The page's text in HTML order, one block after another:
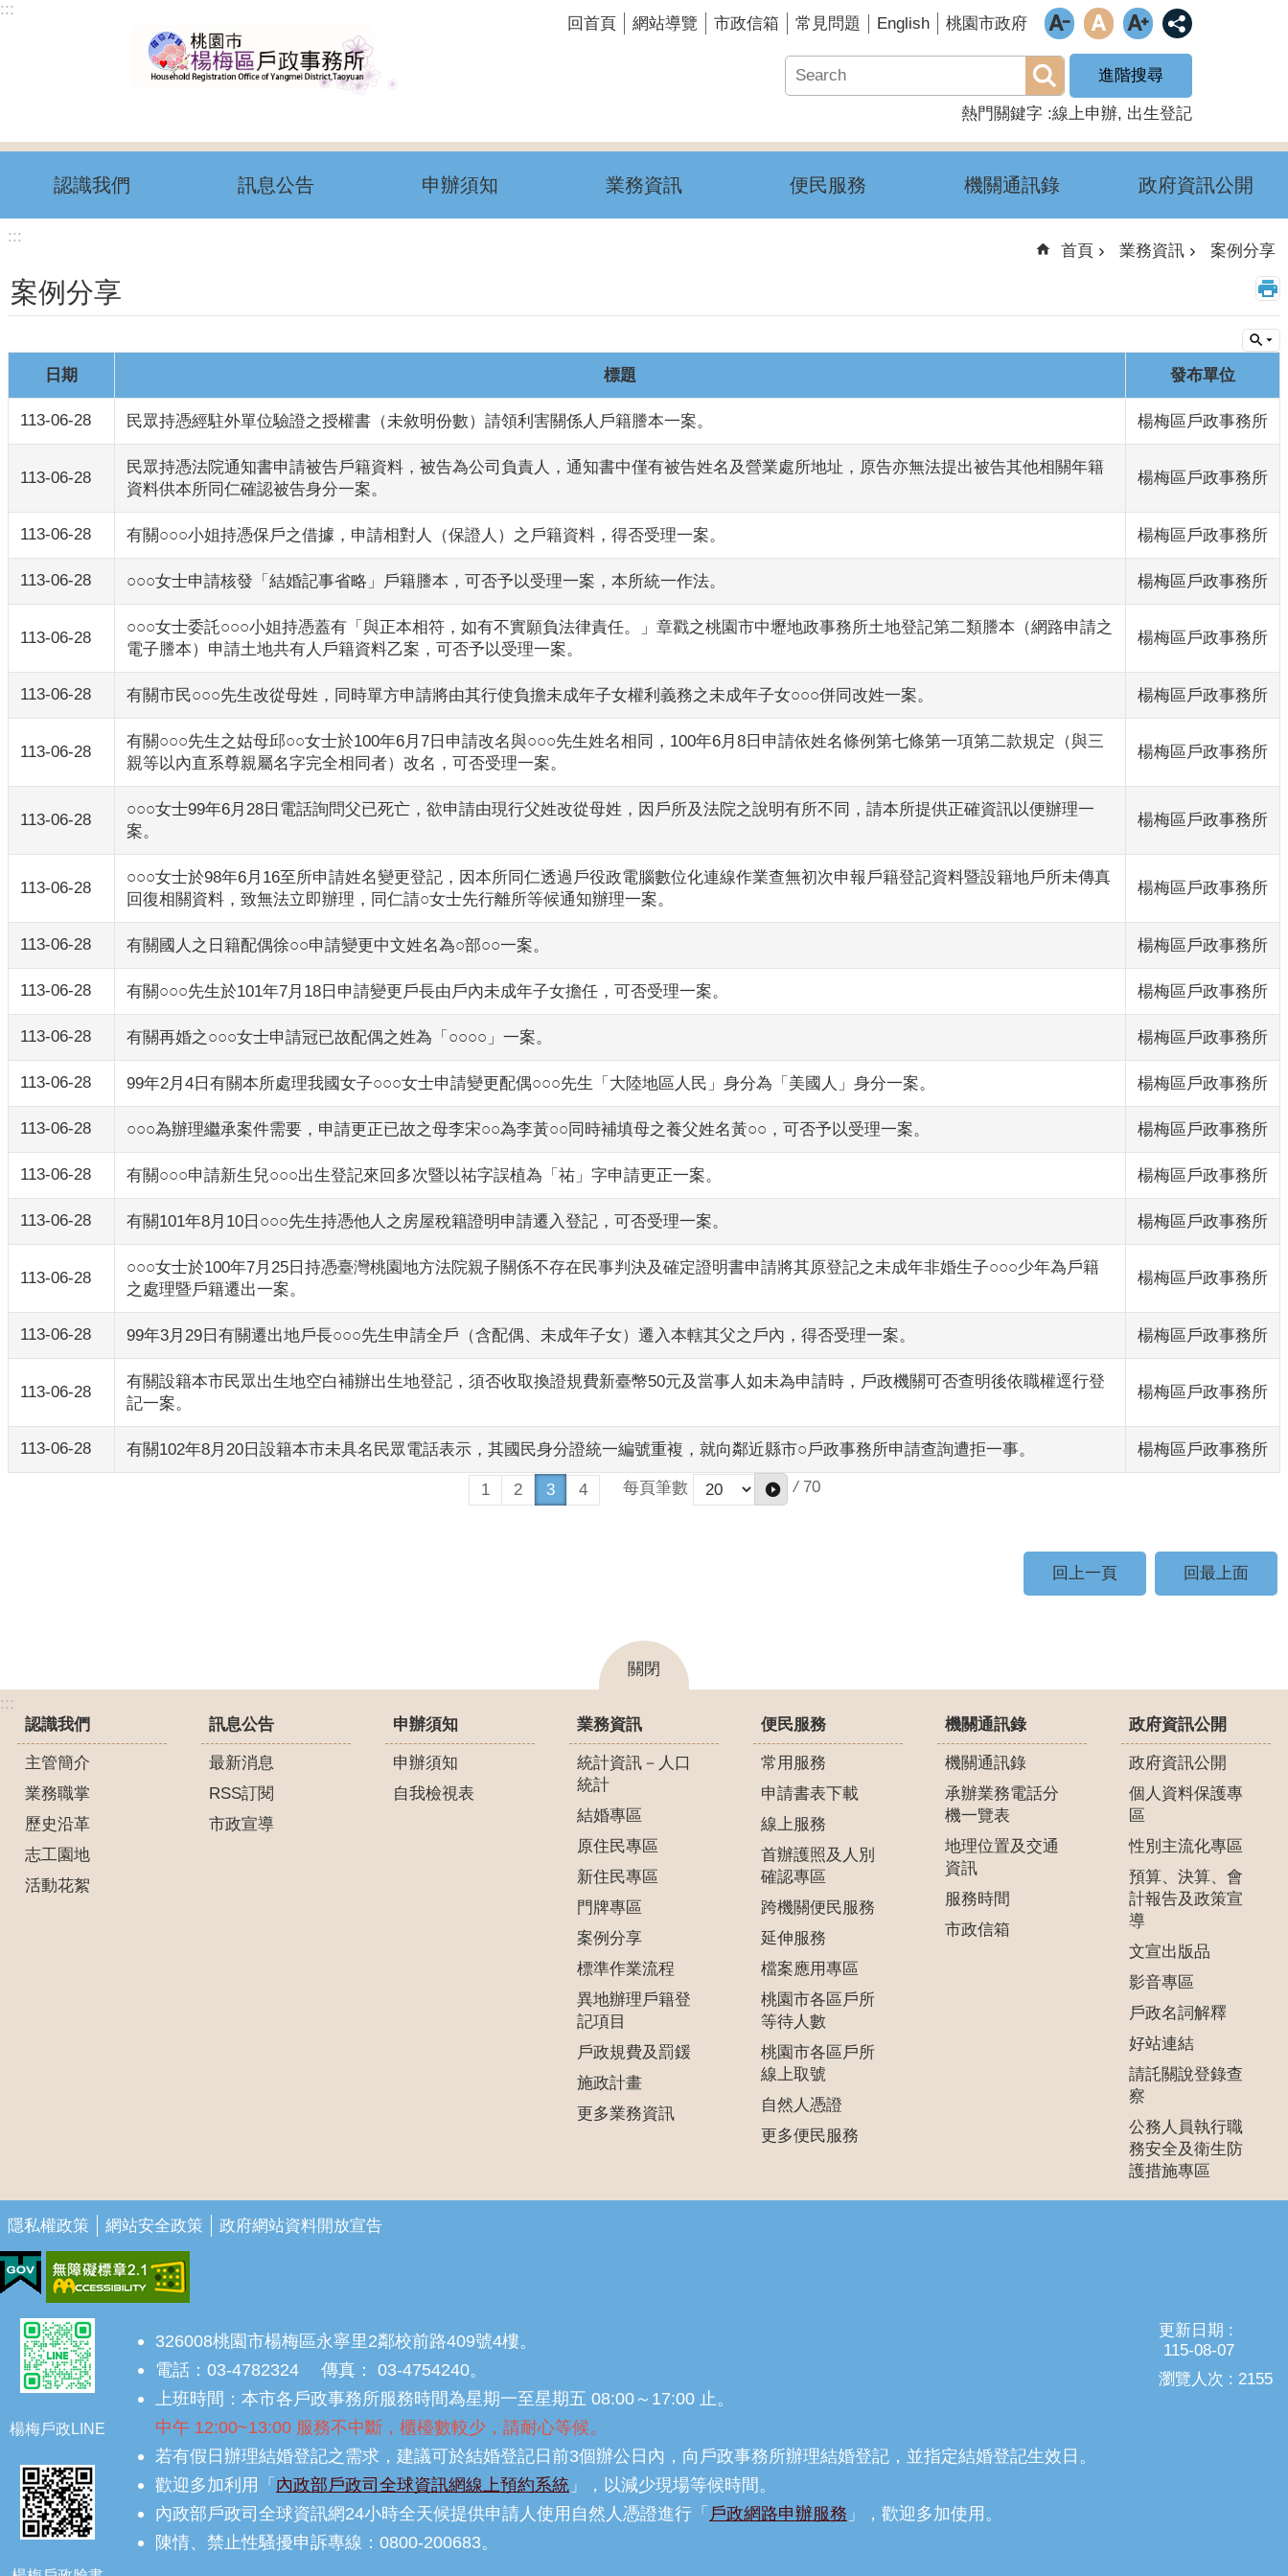
跳到主要內容區塊
:::
回首頁 網站導覽 市政信箱 常見問題 English 桃園市政府
進階搜尋
熱門關鍵字 線上申辦 出生登記
認識我們 訊息公告 申辦須知 業務資訊 便民服務 機關通訊錄 政府資訊公開
:::
首頁 業務資訊 案例分享
案例分享
日期 標題 發布單位
113-06-28 民眾持憑經駐外單位驗證之授權書（未敘明份數）請領利害關係人戶籍謄本一案。 楊梅區戶政事務所
113-06-28
民眾持憑法院通知書申請被告戶籍資料，被告為公司負責人，通知書中僅有被告姓名及營業處所地址，原告亦無法提出被告其他相關年籍
資料供本所同仁確認被告身分一案。
楊梅區戶政事務所
113-06-28 有關○○○小姐持憑保戶之借據，申請相對人（保證人）之戶籍資料，得否受理一案。 楊梅區戶政事務所
113-06-28 ○○○女士申請核發「結婚記事省略」戶籍謄本，可否予以受理一案，本所統一作法。 楊梅區戶政事務所
113-06-28
○○○女士委託○○○小姐持憑蓋有「與正本相符，如有不實願負法律責任。」章戳之桃園市中壢地政事務所土地登記第二類謄本（網路申請之
電子謄本）申請土地共有人戶籍資料乙案，可否予以受理一案。
楊梅區戶政事務所
113-06-28 有關市民○○○先生改從母姓，同時單方申請將由其行使負擔未成年子女權利義務之未成年子女○○○併同改姓一案。 楊梅區戶政事務所
113-06-28
有關○○○先生之姑母邱○○女士於100年6月7日申請改名與○○○先生姓名相同，100年6月8日申請依姓名條例第七條第一項第二款規定（與三
親等以內直系尊親屬名字完全相同者）改名，可否受理一案。
楊梅區戶政事務所
113-06-28
○○○女士99年6月28日電話詢問父已死亡，欲申請由現行父姓改從母姓，因戶所及法院之說明有所不同，請本所提供正確資訊以便辦理一
案。
楊梅區戶政事務所
113-06-28
○○○女士於98年6月16至所申請姓名變更登記，因本所同仁透過戶役政電腦數位化連線作業查無初次申報戶籍登記資料暨設籍地戶所未傳真
回復相關資料，致無法立即辦理，同仁請○女士先行離所等候通知辦理一案。
楊梅區戶政事務所
113-06-28 有關國人之日籍配偶徐○○申請變更中文姓名為○部○○一案。 楊梅區戶政事務所
113-06-28 有關○○○先生於101年7月18日申請變更戶長由戶內未成年子女擔任，可否受理一案。 楊梅區戶政事務所
113-06-28 有關再婚之○○○女士申請冠已故配偶之姓為「○○○○」一案。 楊梅區戶政事務所
113-06-28 99年2月4日有關本所處理我國女子○○○女士申請變更配偶○○○先生「大陸地區人民」身分為「美國人」身分一案。 楊梅區戶政事務所
113-06-28 ○○○為辦理繼承案件需要，申請更正已故之母李宋○○為李黃○○同時補填母之養父姓名黃○○，可否予以受理一案。 楊梅區戶政事務所
113-06-28 有關○○○申請新生兒○○○出生登記來回多次暨以祐字誤植為「祐」字申請更正一案。 楊梅區戶政事務所
113-06-28 有關101年8月10日○○○先生持憑他人之房屋稅籍證明申請遷入登記，可否受理一案。 楊梅區戶政事務所
113-06-28
○○○女士於100年7月25日持憑臺灣桃園地方法院親子關係不存在民事判決及確定證明書申請將其原登記之未成年非婚生子○○○少年為戶籍
之處理暨戶籍遷出一案。
楊梅區戶政事務所
113-06-28 99年3月29日有關遷出地戶長○○○先生申請全戶（含配偶、未成年子女）遷入本轄其父之戶內，得否受理一案。 楊梅區戶政事務所
113-06-28
有關設籍本市民眾出生地空白補辦出生地登記，須否收取換證規費新臺幣50元及當事人如未為申請時，戶政機關可否查明後依職權逕行登
記一案。
楊梅區戶政事務所
113-06-28 有關102年8月20日設籍本市未具名民眾電話表示，其國民身分證統一編號重複，就向鄰近縣市○戶政事務所申請查詢遭拒一事。 楊梅區戶政事務所
1 2 3 4 每頁筆數 / 70
回上一頁 回最上面
關閉
:::
認識我們
主管簡介
業務職掌
歷史沿革
志工園地
活動花絮
訊息公告
最新消息
RSS訂閱
市政宣導
申辦須知
申辦須知
自我檢視表
業務資訊
統計資訊－人口
統計
結婚專區
原住民專區
新住民專區
門牌專區
案例分享
標準作業流程
異地辦理戶籍登
記項目
戶政規費及罰鍰
施政計畫
更多業務資訊
便民服務
常用服務
申請書表下載
線上服務
首辦護照及人別
確認專區
跨機關便民服務
延伸服務
檔案應用專區
桃園市各區戶所
等待人數
桃園市各區戶所
線上取號
自然人憑證
更多便民服務
機關通訊錄
機關通訊錄
承辦業務電話分
機一覽表
地理位置及交通
資訊
服務時間
市政信箱
政府資訊公開
政府資訊公開
個人資料保護專
區
性別主流化專區
預算、決算、會
計報告及政策宣
導
文宣出版品
影音專區
戶政名詞解釋
好站連結
請託關說登錄查
察
公務人員執行職
務安全及衛生防
護措施專區
隱私權政策 網站安全政策 政府網站資料開放宣告
楊梅戶政LINE
326008桃園市楊梅區永寧里2鄰校前路409號4樓。
電話：03-4782324 傳真： 03-4754240。
上班時間：本市各戶政事務所服務時間為星期一至星期五 08:00～17:00 止。
中午 12:00~13:00 服務不中斷，櫃檯數較少，請耐心等候。
若有假日辦理結婚登記之需求，建議可於結婚登記日前3個辦公日內，向戶政事務所辦理結婚登記，並指定結婚登記生效日。
歡迎多加利用「內政部戶政司全球資訊網線上預約系統 」，以減少現場等候時間。
內政部戶政司全球資訊網24小時全天候提供申請人使用自然人憑證進行「 戶政網路申辦服務 」，歡迎多加使用。
陳情、禁止性騷擾申訴專線：0800-200683。
更新日期
115-08-07
瀏覽人次
2155